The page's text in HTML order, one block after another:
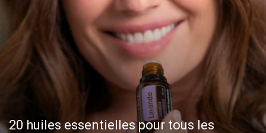
20 huiles essentielles pour tous les